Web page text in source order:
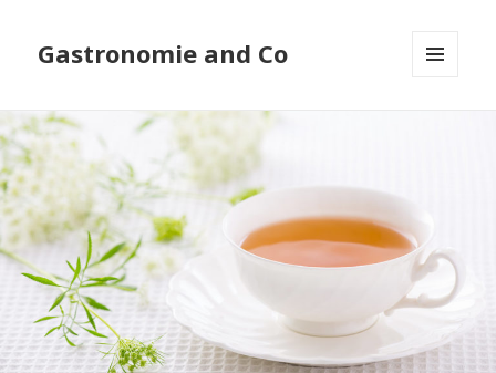
Gastronomie and Co